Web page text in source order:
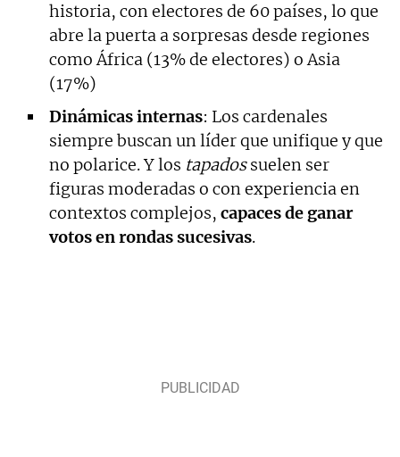
historia, con electores de 60 países, lo que
abre la puerta a sorpresas desde regiones
como África (13% de electores) o Asia
(17%)
Dinámicas internas: Los cardenales
siempre buscan un líder que unifique y que
no polarice. Y los tapadossuelen ser
figuras moderadas o con experiencia en
contextos complejos, capaces de ganar
votos en rondas sucesivas.